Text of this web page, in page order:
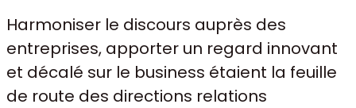
Harmoniser le discours auprès des
entreprises, apporter un regard innovant
et décalé sur le business étaient la feuille
de route des directions relations